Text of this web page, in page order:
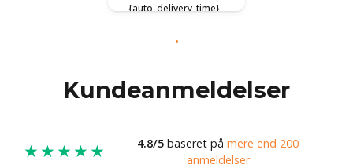
{auto_delivery_time}
Kundeanmeldelser
★★★★★ 4.8/5 baseret på mere end 200
anmeldelser